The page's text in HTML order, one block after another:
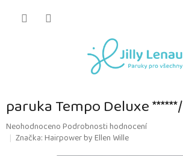
paruka Tempo Deluxe ******/
Průměrné
hodnocení
NeohodnocenoPodrobnosti hodnocení
Značka:Hairpower by Ellen Wille